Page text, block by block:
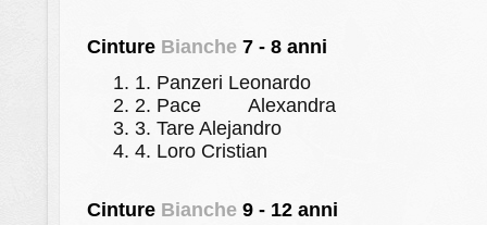
Cinture Bianche 7 - 8 anni
1. Panzeri Leonardo
2. Pace
Alexandra
3. Tare Alejandro
4. Loro Cristian
Cinture Bianche 9 - 12 anni